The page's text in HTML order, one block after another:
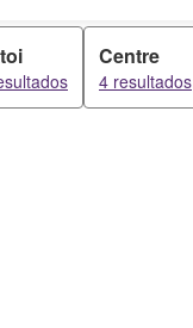
Centre
4 resultados